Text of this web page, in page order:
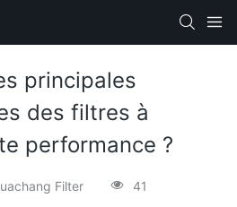
principales
des filtres à
performance ?
Filter 41